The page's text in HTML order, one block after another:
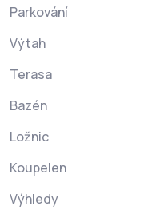
Parkování
Výtah
Terasa
Bazén
Ložnic
Koupelen
Výhledy